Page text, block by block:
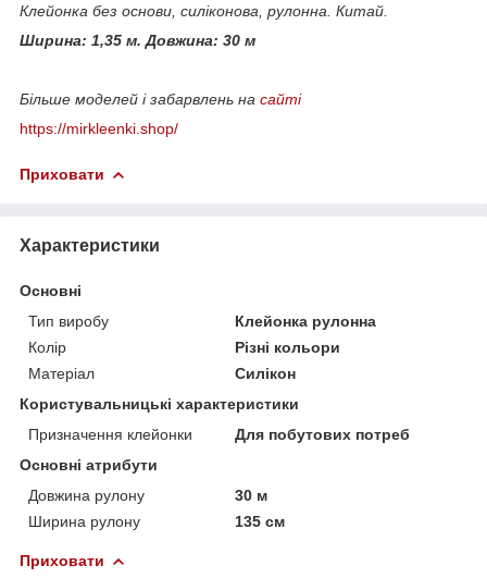
Клейонка без основи, силіконова, рулонна. Китай.
Ширина: 1,35 м.Довжина: 30 м
Більше моделей і забарвлень на сайті
https://mirkleenki.shop/
Приховати
Характеристики
Основні
Тип виробу
Клейонка рулонна
Колір
Різні кольори
Матеріал
Силікон
Користувальницькі характеристики
Призначення клейонки
Для побутових потреб
Основні атрибути
Довжина рулону
30 м
Ширина рулону
135 см
Приховати